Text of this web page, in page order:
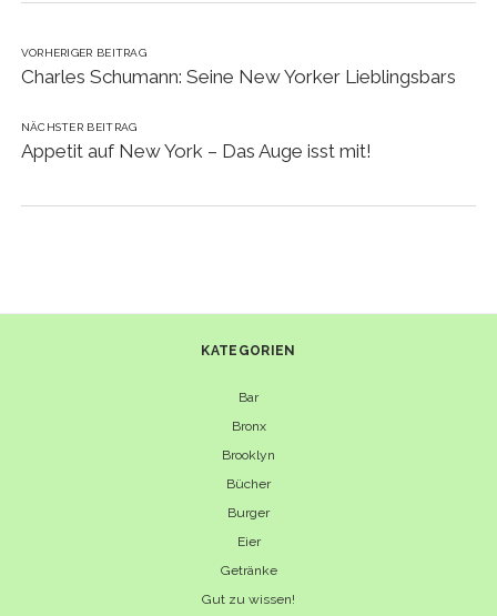
VORHERIGER BEITRAG
Charles Schumann: Seine New Yorker Lieblingsbars
NÄCHSTER BEITRAG
Appetit auf New York – Das Auge isst mit!
KATEGORIEN
Bar
Bronx
Brooklyn
Bücher
Burger
Eier
Getränke
Gut zu wissen!